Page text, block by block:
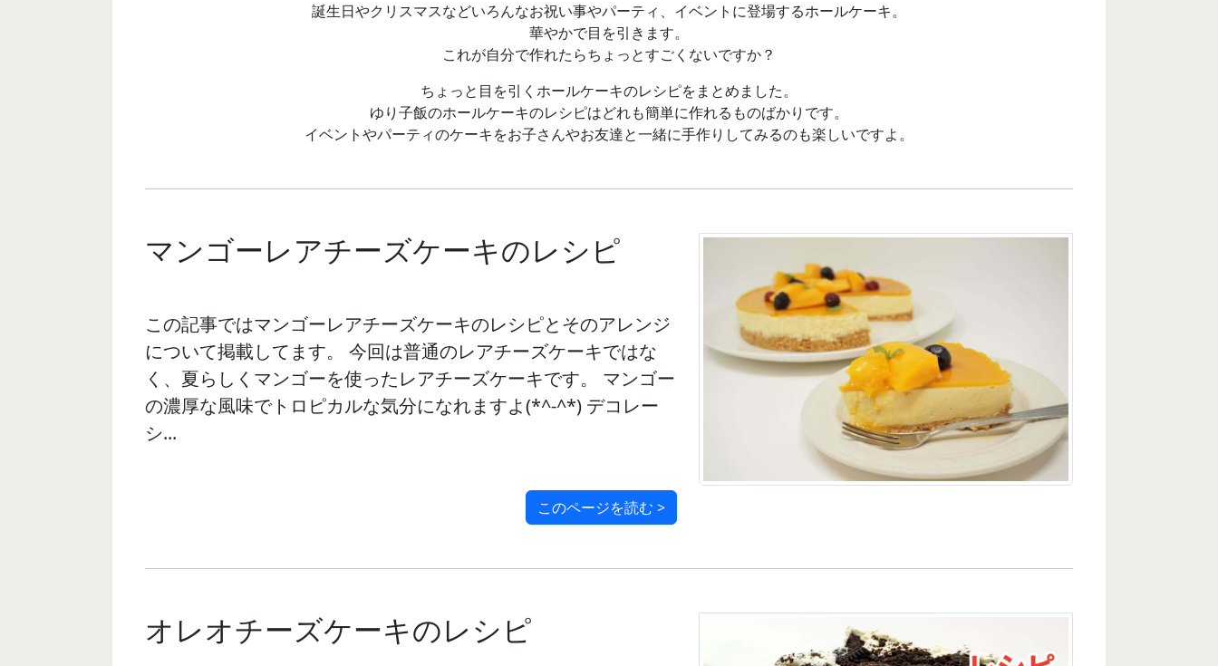
誕生日やクリスマスなどいろんなお祝い事やパーティ、イベントに登場するホールケーキ。
華やかで目を引きます。
これが自分で作れたらちょっとすごくないですか？
ちょっと目を引くホールケーキのレシピをまとめました。
ゆり子飯のホールケーキのレシピはどれも簡単に作れるものばかりです。
イベントやパーティのケーキをお子さんやお友達と一緒に手作りしてみるのも楽しいですよ。
マンゴーレアチーズケーキのレシピ
この記事ではマンゴーレアチーズケーキのレシピとそのアレンジ
について掲載してます。 今回は普通のレアチーズケーキではな
く、夏らしくマンゴーを使ったレアチーズケーキです。 マンゴー
の濃厚な風味でトロピカルな気分になれますよ(*^-^*) デコレー
シ...
このページを読む >
オレオチーズケーキのレシピ